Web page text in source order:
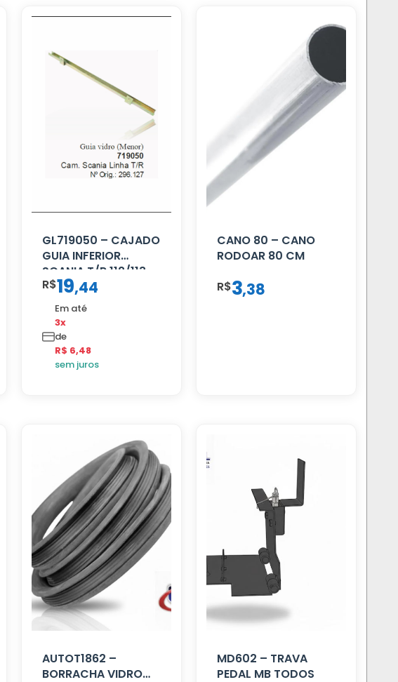
GL719050 – CAJADO
GUIA INFERIOR
SCANIA T/R 112/113
MENOR
R$19,44
Em até
3x
de
R$ 6,48
sem juros
CANO 80 – CANO
RODOAR 80 CM
R$3,38
AUTOT1862 –
BORRACHA VIDRO
MD602 – TRAVA
PEDAL MB TODOS